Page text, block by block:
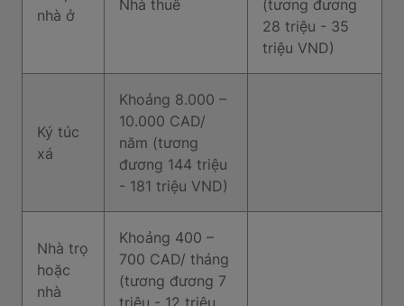
nhà ở
Nhà thuê
(tương đương
28 triệu - 35
triệu VND)
Ký túc
xá
Khoảng 8.000 –
10.000 CAD/
năm (tương
đương 144 triệu
- 181 triệu VND)
Nhà trọ
hoặc
nhà
Khoảng 400 –
700 CAD/ tháng
(tương đương 7